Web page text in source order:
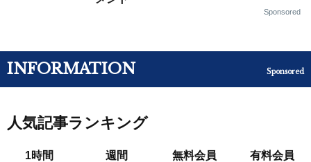
Sponsored
INFORMATION Sponsored
人気記事ランキング
1時間 週間 無料会員 有料会員